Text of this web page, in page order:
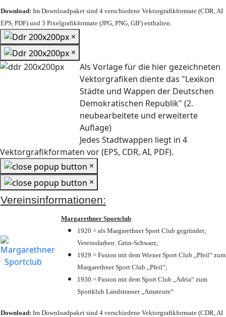
Download: Im Downloadpaket sind 4 verschiedene Vektorgrafikformate (CDR, AI
EPS, PDF) und 3 Pixelgrafikformate (JPG, PNG, GIF) enthalten.
×
×
Als Vorlage für die hier gezeichneten
Vektorgrafiken diente das "Lexikon
Städte und Wappen der Deutschen
Demokratischen Republik" (2.
neubearbeitete und erweiterte
Auflage)
Jedes Stadtwappen liegt in 4
Vektorgrafikformaten vor (EPS, CDR, AI, PDF).
×
×
Vereinsinformationen:
Margarethner Sportclub
1920 = als Margarethner Sport Club gegründet;
Vereinsfarben: Grün-Schwarz;
1929 = Fusion mit dem Wiener Sport Club „Pfeil“ zum
Margarethner Sport Club „Pfeil“;
1930 = Fusion mit dem Sport Club „Adria“ zum
Sportklub Landstrasser „Amateure“
Download: Im Downloadpaket sind 4 verschiedene Vektorgrafikformate (CDR, AI